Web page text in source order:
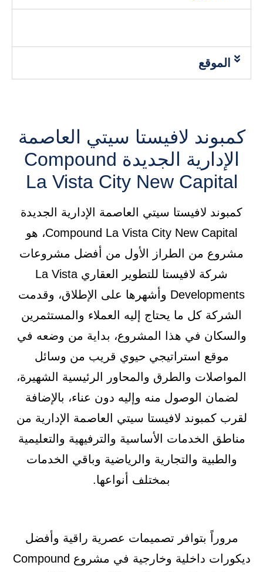
الموقع
كمبوند لافيستا سيتي العاصمة
الإدارية الجديدة Compound
La Vista City New Capital
كمبوند لافيستا سيتي العاصمة الإدارية الجديدة
Compound La Vista City New Capital، هو
مشروع من الطراز الأول من أفضل مشروعات
شركة لافيستا للتطوير العقاري La Vista
Developments وأشهرها على الإطلاق، وقدمت
الشركة كل ما يحتاج إليه العملاء والمستثمرين
والسكان في هذا المشروع، بداية من وضعه في
موقع استراتيجي حيوي قريب من وسائل
المواصلات والطرق والمحاور الرئيسية الشهيرة،
لضمان الوصول منه وإليه دون عناء، بالإضافة
لقرب كمبوند لافيستا سيتي العاصمة الإدارية من
مناطق الخدمات الأساسية والترفيهية والتعليمية
والطبية والتجارية والرياضية وباقي الخدمات
بمختلف أنواعها.
مروراً بتوافر تصميمات عصرية راقية وأفضل
ديكورات داخلية وخارجية في مشروع Compound